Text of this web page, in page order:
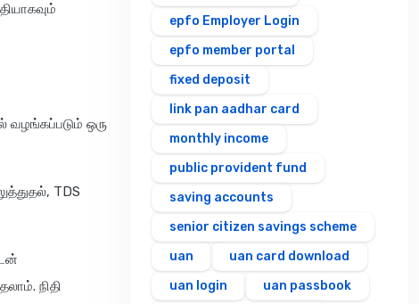
வழங்கப்படும் ஒரு
TDS
நிதி
epfo Employer Login
epfo member portal
fixed deposit
link pan aadhar card
monthly income
public provident fund
saving accounts
senior citizen savings scheme
uan
uan card download
uan login
uan passbook